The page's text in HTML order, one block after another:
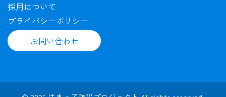
採用について
プライバシーポリシー
お問い合わせ